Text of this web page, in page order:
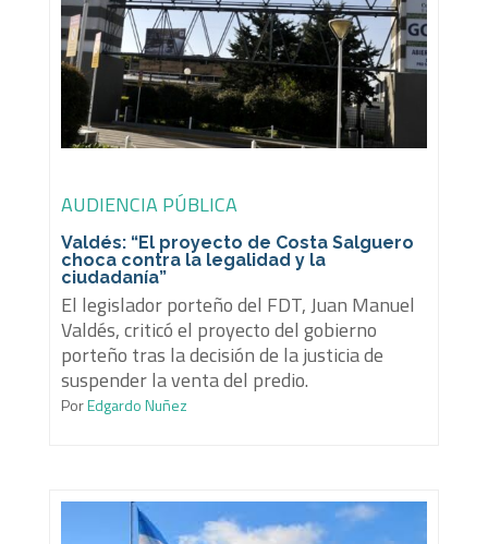
AUDIENCIA PÚBLICA
Valdés: “El proyecto de Costa Salguero
choca contra la legalidad y la
ciudadanía”
El legislador porteño del FDT, Juan Manuel
Valdés, criticó el proyecto del gobierno
porteño tras la decisión de la justicia de
suspender la venta del predio.
PorEdgardo Nuñez